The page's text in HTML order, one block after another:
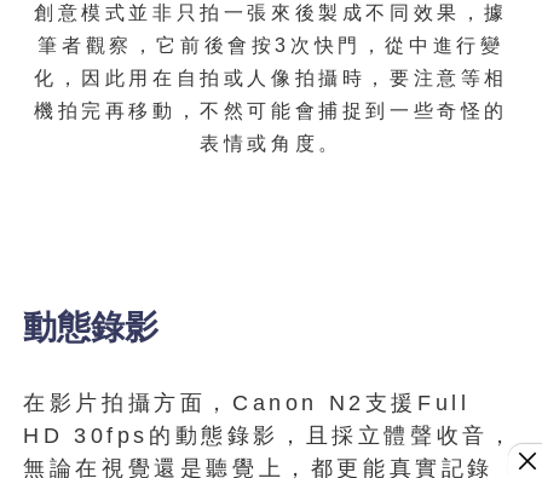
創意模式並非只拍一張來後製成不同效果，據
筆者觀察，它前後會按3次快門，從中進行變
化，因此用在自拍或人像拍攝時，要注意等相
機拍完再移動，不然可能會捕捉到一些奇怪的
表情或角度。
動態錄影
在影片拍攝方面，Canon N2支援Full
HD 30fps的動態錄影，且採立體聲收音，
無論在視覺還是聽覺上，都更能真實記錄